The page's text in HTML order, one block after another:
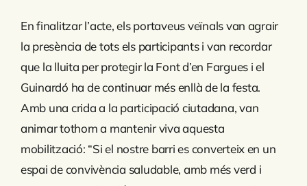
En finalitzar l’acte, els portaveus veïnals van agrair
la presència de tots els participants i van recordar
que la lluita per protegir la Font d’en Fargues i el
Guinardó ha de continuar més enllà de la festa.
Amb una crida a la participació ciutadana, van
animar tothom a mantenir viva aquesta
mobilització: “Si el nostre barri es converteix en un
espai de convivència saludable, amb més verd i